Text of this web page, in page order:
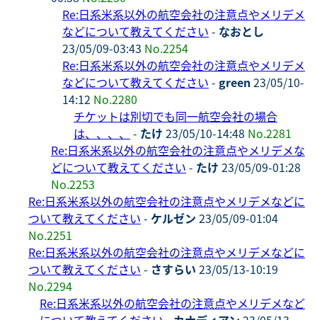
Re:日系米系以外の航空会社の注意点やメリデメ
などについて教えてください - なおとし
23/05/09-03:43 No.2254
Re:日系米系以外の航空会社の注意点やメリデメ
などについて教えてください - green 23/05/10-
14:12 No.2280
チケットは別切でも同一航空会社の場合
は、、、、
- たけ 23/05/10-14:48 No.2281
Re:日系米系以外の航空会社の注意点やメリデメな
どについて教えてください - たけ 23/05/09-01:28
No.2253
Re:日系米系以外の航空会社の注意点やメリデメなどに
ついて教えてください - ケルゼン 23/05/09-01:04
No.2251
Re:日系米系以外の航空会社の注意点やメリデメなどに
ついて教えてください - さすらい 23/05/13-10:19
No.2294
Re:日系米系以外の航空会社の注意点やメリデメなど